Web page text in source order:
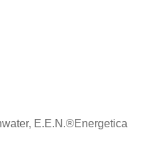
E.E.N.®Energetica